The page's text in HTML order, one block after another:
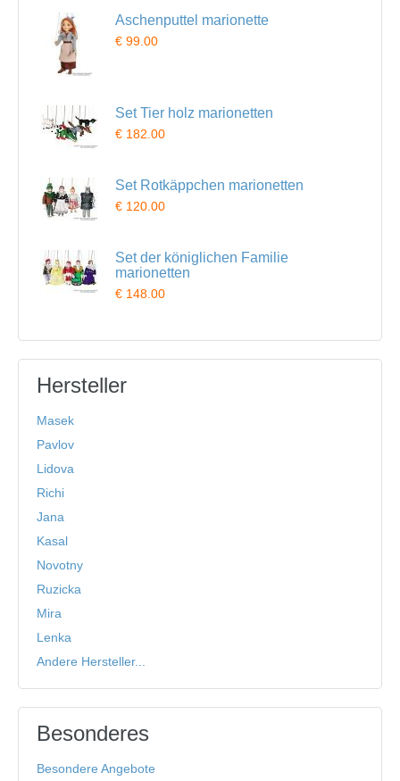
Aschenputtel marionette
€ 99.00
Set Tier holz marionetten
€ 182.00
Set Rotkäppchen marionetten
€ 120.00
Set der königlichen Familie
marionetten
€ 148.00
Hersteller
Masek
Pavlov
Lidova
Richi
Jana
Kasal
Novotny
Ruzicka
Mira
Lenka
Andere Hersteller...
Besonderes
Besondere Angebote